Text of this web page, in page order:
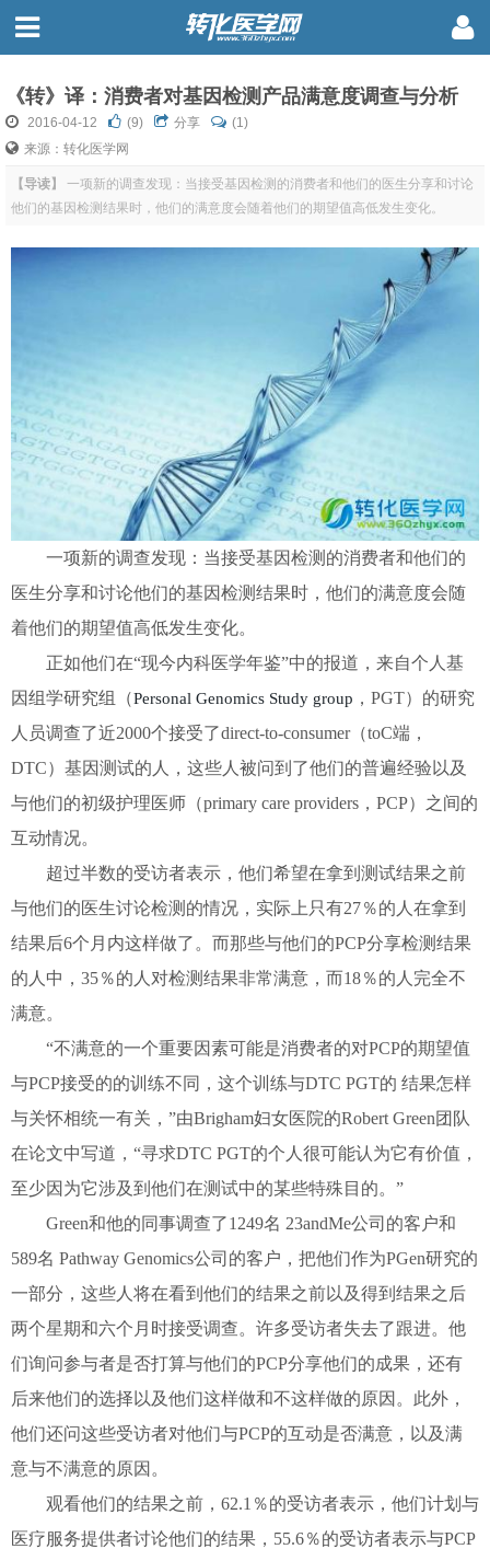
《转》译：消费者对基因检测产品满意度调查与分析
2016-04-12 (9) 分享
(1)
来源：转化医学网
【导读】
一项新的调查发现：当接受基因检测的消费者和他们的医生分享和讨论
他们的基因检测结果时，他们的满意度会随着他们的期望值高低发生变化。
一项新的调查发现：当接受基因检测的消费者和他们的
医生分享和讨论他们的基因检测结果时，他们的满意度会随
着他们的期望值高低发生变化。
正如他们在“现今内科医学年鉴”中的报道 ，来自个人基
因组学研究组（Personal Genomics Study group ，PGT）的研究
人员调查了近2000个接受了direct-to-consumer（toC端 ，
DTC）基因测试的人，这些人被问到了他们的普遍经验以及
与他们的初级护理医师（primary care providers，PCP）之间的
互动情况。
超过半数的受访者表示，他们希望在拿到测试结果之前
与他们的医生讨论检测的情况，实际上只有27％的人在拿到
结果后6个月内这样做了。而那些与他们的PCP分享检测结果
的人中，35％的人对检测结果非常满意，而18％的人完全不
满意。
“不满意的一个重要因素可能是消费者的对PCP的期望值
与PCP接受的的训练不同，这个训练与DTC PGT的 结果怎样
与关怀相统一有关，”由Brigham妇女医院的Robert Green团队
在论文中写道，“寻求DTC PGT的个人很可能认为它有价值，
至少因为它涉及到他们在测试中的某些特殊目的。”
Green和他的同事调查了1249名 23andMe公司的客户和
589名 Pathway Genomics公司的客户，把他们作为PGen研究的
一部分，这些人将在看到他们的结果之前以及得到结果之后
两个星期和六个月时接受调查。许多受访者失去了跟进。他
们询问参与者是否打算与他们的PCP分享他们的成果，还有
后来他们的选择以及他们这样做和不这样做的原因。此外，
他们还问这些受访者对他们与PCP的互动是否满意，以及满
意与不满意的原因。
观看他们的结果之前，62.1％的受访者表示，他们计划与
医疗服务提供者讨论他们的结果，55.6％的受访者表示与PCP